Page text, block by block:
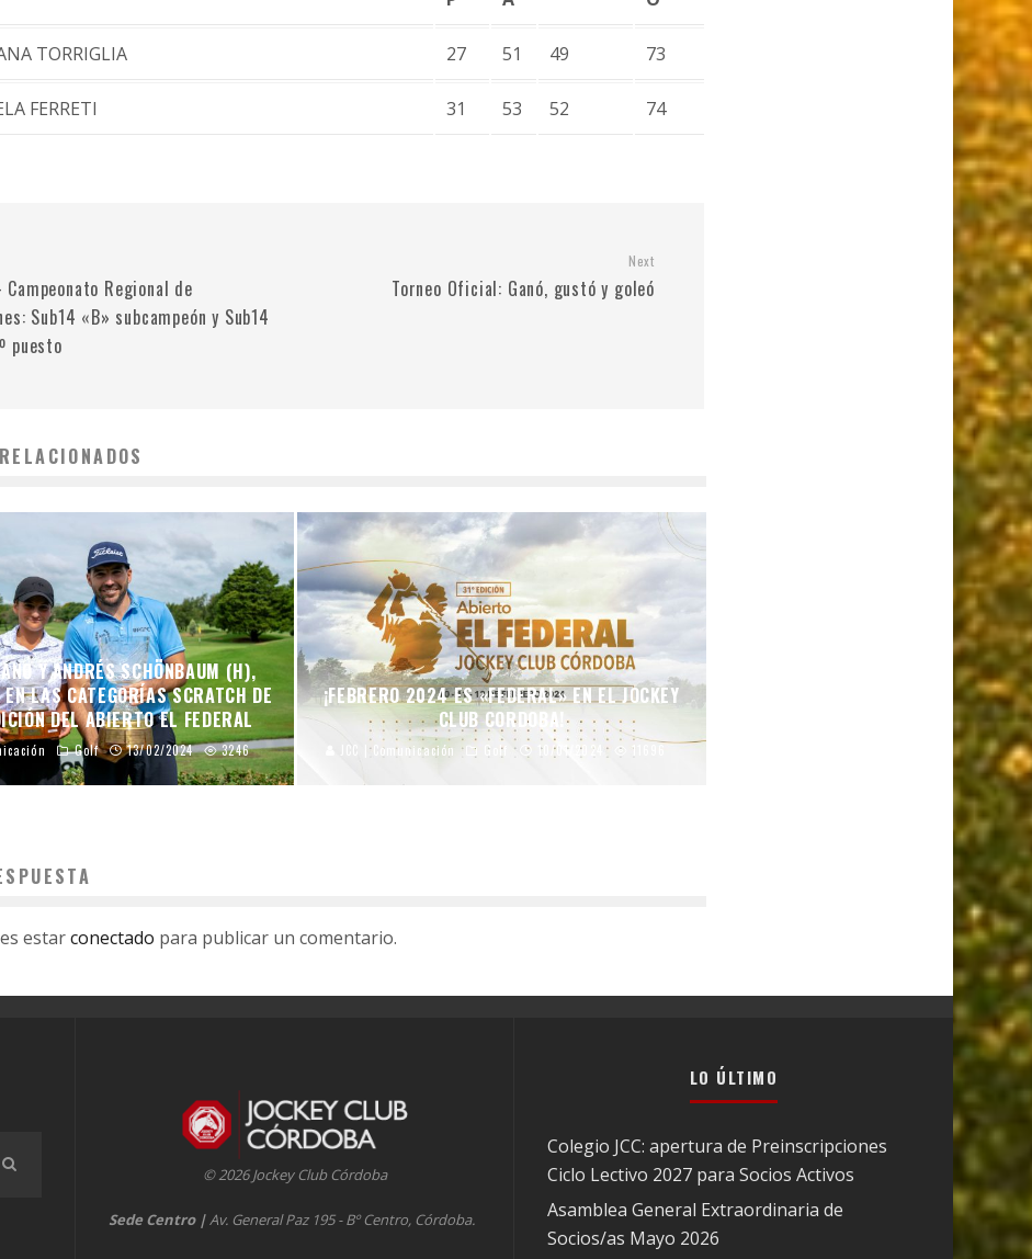
TORRIGLIA 27 51 49 73
FERRETI 31 53 52 74
Campeonato Regional de
Sub14 «B» subcampeón y Sub14
puesto
Next
Torneo Oficial: Ganó, gustó y goleó
Y ANDRÉS SCHÖNBAUM (H),
EN LAS CATEGORÍAS SCRATCH DE
DEL ABIERTO EL FEDERAL
Golf 13/02/2024 3246
¡FEBRERO 2024 ES «FEDERAL» EN EL JOCKEY
CLUB CORDOBA!
JCC | Comunicación Golf 10/01/2024 11696
estarconectado para publicar un comentario.
© 2026 Jockey Club Córdoba
Sede Centro |Av. General Paz 195 - Bº Centro, Córdoba.
LO ÚLTIMO
Colegio JCC: apertura de Preinscripciones
Ciclo Lectivo 2027 para Socios Activos
Asamblea General Extraordinaria de
Socios/as Mayo 2026